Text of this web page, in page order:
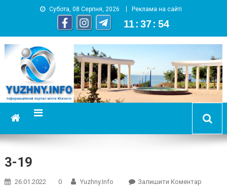
Субота, 08 Серпня, 2026 Реклама на сайті
11 : 37 : 54
YUZHNY.INFO
информационный портал города Южный
3-19
26.01.2022 0 Yuzhny.info Залишити КоментарOn